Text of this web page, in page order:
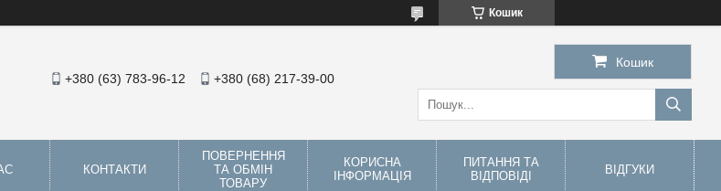
Кошик
+380 (63) 783-96-12 +380 (68) 217-39-00
Кошик
КОНТАКТИ
ПОВЕРНЕННЯ
ТА ОБМІН
ТОВАРУ
КОРИСНА
ІНФОРМАЦІЯ
ПИТАННЯ ТА
ВІДПОВІДІ
ВІДГУКИ